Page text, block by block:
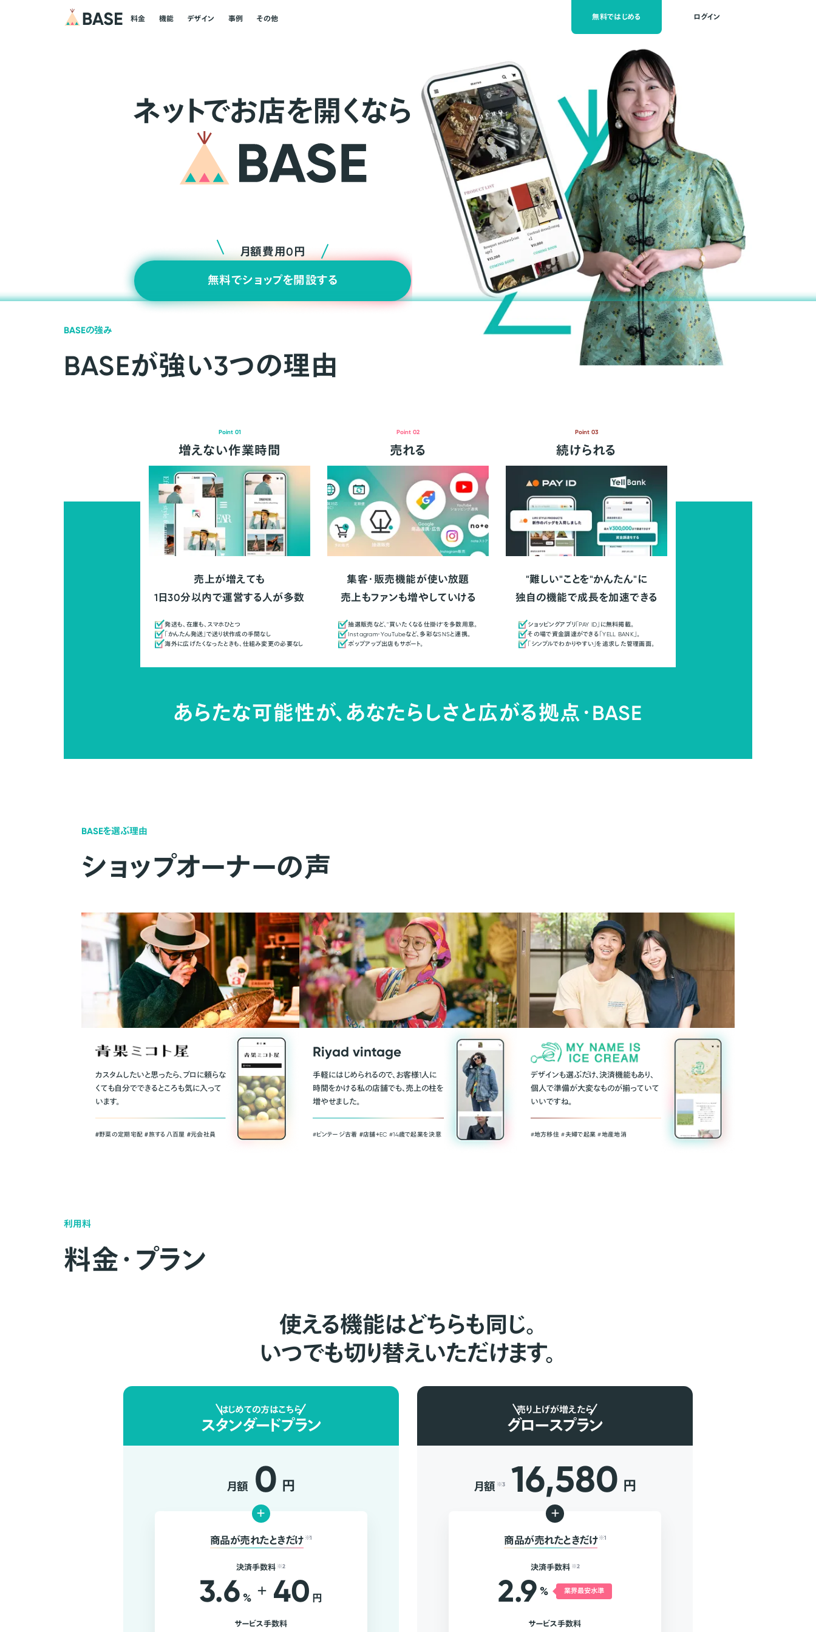
料金 機能 デザイン 事例 その他 無料ではじめる ログイン
ネッ トでお店を開くなら
月額費用0円
無料でショップを開設する
BASEの強み
BASEが強い3つの理由
Point 01
増えない作業時間
売上が増えても
1日30分以内で運営する人が多数
発送も、在庫も、スマホひとつ
「かんたん発送」で送り状作成の手間なし
海外に広げたくなったときも、仕組み変更の必要なし
Point 02
売れる
集客・販売機能が使い放題
売上もファンも増やしていける
抽選販売など、"買いたくなる仕掛け"を多数用意。
Instagram・YouTubeなど、多彩なSNSと連携。
ポップアップ出店もサポート。
Point 03
続けられる
"難しい"ことを"かんたん"に
独自の機能で成長を加速できる
ショッピングアプリ「PAY ID」に無料掲載。
その場で資金調達ができる「YELL BANK」。
「シンプルでわかりやすい」を追求した管理画面。
あらたな可能性が、あなたらしさと広がる拠点・BASE
BASEを選ぶ理由
ショップオーナーの声
カスタムしたいと思ったら、プロに頼らな
くても自分でできるところも気に入って
います。
＃野菜の定期宅配 ＃旅する八百屋 ＃元会社員
Riyad vintage
手軽にはじめられるので、お客様1人に
時間をかける私の店舗でも、売上の柱を
増やせました。
#ビンテージ古着 ＃店舗＋EC #14歳で起業を決意
デザインも選ぶだけ、決済機能もあり、
個人で準備が大変なものが揃っていて
いいですね。
#地方移住 #夫婦で起業 #地産地消
利用料
料金・プラン
使える機能はどちらも同じ。
いつでも切り替えいただけます。
はじめての方はこちら
スタンダードプラン
月額 0 円
+
商品が売れたときだけ ※1
決済手数料 ※2
3.6 % + 40 円
サービス手数料
売り上げが増えたら
グロースプラン
月額 ※3 16,580 円
+
商品が売れたときだけ ※1
決済手数料 ※2
2.9 % 業界最安水準
サービス手数料